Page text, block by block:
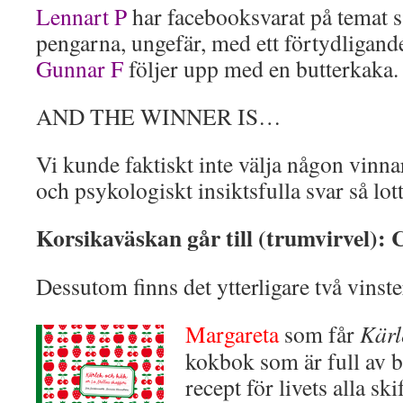
Lennart Phar facebooksvarat på temat
pengarna, ungefär, med ett
Gunnar Fföljer upp med en butterkaka.
AND THE WINNER IS…
Vi kunde faktiskt inte välja någon
och psykologiskt insiktsfulla svar så
Korsikaväskan går till (trumvirvel):
Dessutom finns det ytterligare två
Margaretasom får
kokbok som är full av
recept för livets alla